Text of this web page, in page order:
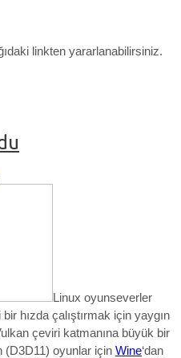
linkten yararlanabilirsiniz.
Linux oyunseverler
hızda çalıştırmak için yaygın
çeviri katmanına büyük bir
(D3D11) oyunlar için Wine‘dan